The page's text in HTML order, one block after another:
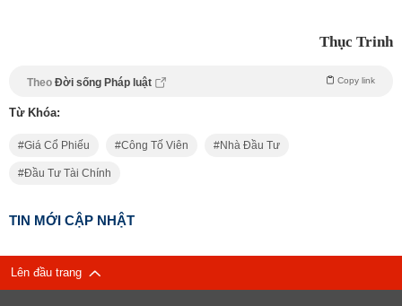
Thục Trinh
Theo Đời sống Pháp luật Copy link
Từ Khóa:
Giá Cổ Phiếu Công Tố Viên Nhà Đầu Tư
Đầu Tư Tài Chính
TIN MỚI CẬP NHẬT
Lên đầu trang